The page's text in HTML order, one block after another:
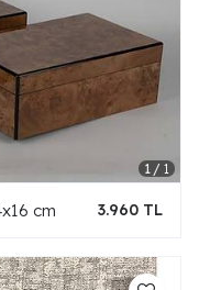
cm 3.960 TL